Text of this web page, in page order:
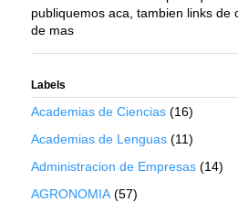
publiquemos aca, tambien links de
de mas
Labels
Academias de Ciencias (16)
Academias de Lenguas (11)
Administracion de Empresas (14)
AGRONOMIA (57)